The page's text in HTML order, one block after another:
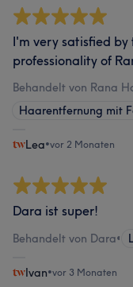
I'm very satisfied
professionality of
Behandelt von Rana
Haarentfernung mit
Lea•vor 2 Monaten
Dara ist super!
Behandelt von Dara•
Ivan•vor 3 Monaten